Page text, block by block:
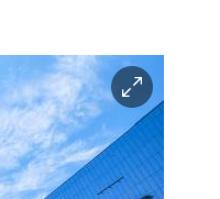
이
미
지
확